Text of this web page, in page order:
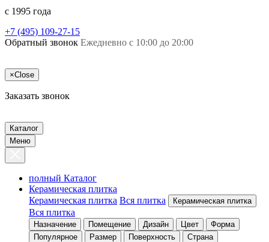
c 1995 года
+7 (495) 109-27-15
Обратный звонок Ежедневно с 10:00 до 20:00
×Close
Заказать звонок
Каталог
Меню
полный Каталог
Керамическая плитка
Керамическая плитка Вся плитка Керамическая плитка
Вся плитка
Назначение Помещение Дизайн Цвет
Форма
Популярное
Размер Поверхность Страна